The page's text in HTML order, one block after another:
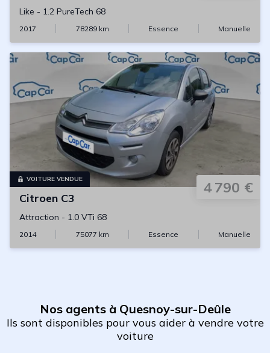
Like - 1.2 PureTech 68
2017 78289km Essence Manuelle
VOITURE VENDUE 4 790 €
Citroen C3
Attraction - 1.0 VTi 68
2014 75077 km Essence Manuelle
Nos agents à Quesnoy-sur-Deûle
Ils sont disponibles pour vous aider à vendre votre
voiture